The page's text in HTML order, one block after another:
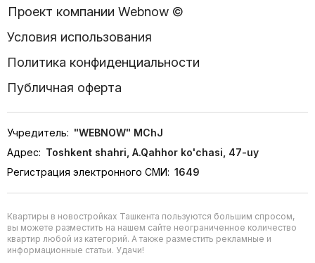
Проект компании Webnow ©
Условия использования
Политика конфиденциальности
Публичная оферта
Учредитель: "WEBNOW" MChJ
Адрес: Toshkent shahri, A.Qahhor ko'chasi, 47-uy
Регистрация электронного СМИ: 1649
Квартиры в новостройках Ташкента пользуются большим спросом,
вы можете разместить на нашем сайте неограниченное количество
квартир любой из категорий. А также разместить рекламные и
информационные статьи. Удачи!